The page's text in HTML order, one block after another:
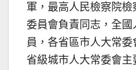
軍，最高人民檢察院
委員會負責同志，全
員，各省區市人大常委
省級城市人大常委會